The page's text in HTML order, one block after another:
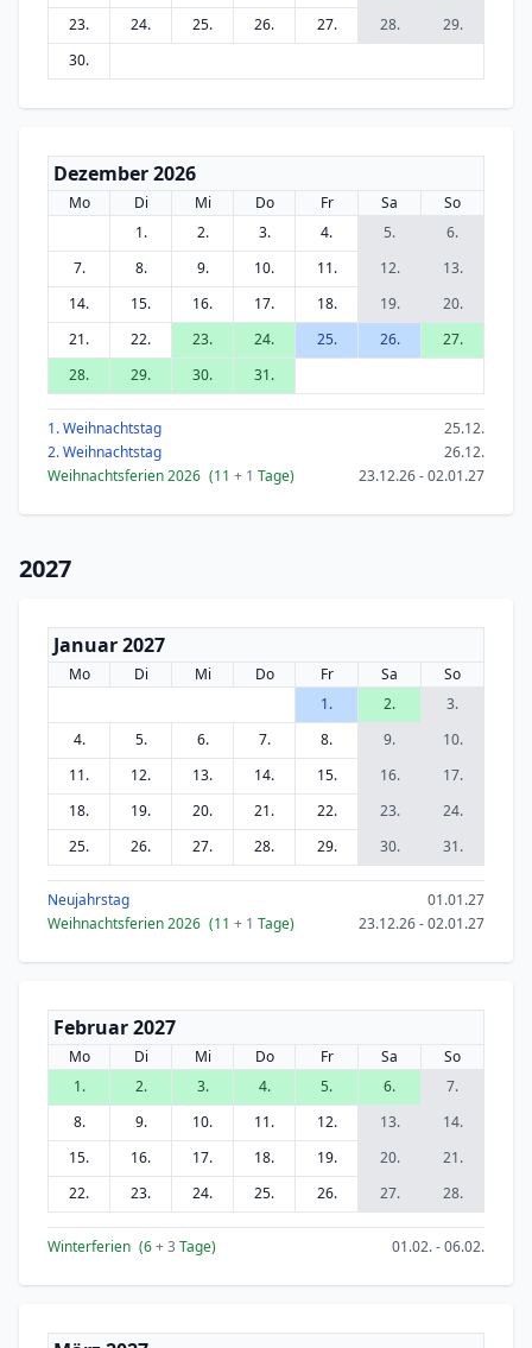
23.
24. 25. 26. 27. 28.
29.
30.
Dezember 2026
Mo Di Mi Do Fr Sa
So
1.
2. 3. 4. 5.
6.
7.
8. 9. 10. 11. 12.
13.
14.
15. 16. 17. 18. 19.
20.
21.
22. 23. 24. 25. 26.
27.
28.
29. 30. 31.
1. Weihnachtstag
25.12.
2. Weihnachtstag
26.12.
Weihnachtsferien 2026 (11 + 1 Tage) 23.12.26 - 02.01.27
2027
Januar 2027
Mo Di Mi Do Fr Sa
So
1.
2.
3.
4.
5. 6. 7. 8. 9.
10.
11.
12. 13. 14. 15. 16.
17.
18.
19. 20. 21. 22. 23.
24.
25.
26. 27. 28. 29. 30. 31.
Neujahrstag
01.01.27
Weihnachtsferien 2026 (11 + 1 Tage) 23.12.26 - 02.01.27
Februar 2027
Mo Di Mi Do Fr Sa
So
1.
2. 3. 4. 5. 6.
7.
8.
9. 10. 11. 12. 13.
14.
15.
16. 17. 18. 19. 20.
21.
22.
23. 24. 25. 26. 27. 28.
Winterferien (6+ 3 Tage) 01.02. - 06.02.